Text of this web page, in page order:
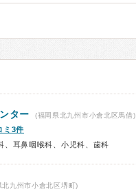
ター (福岡県北九州市小倉北区馬借)
ミ3件
、耳鼻咽喉科、小児科、歯科
北九州市小倉北区堺町)